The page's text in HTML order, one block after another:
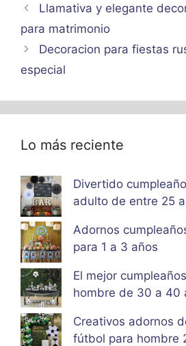
Llamativa y elegante
para matrimonio
Decoracion para fiestas
especial
Lo más reciente
Divertido
adulto de entre 25
Adornos
para 1 a 3 años
El mejor
hombre de 30 a 40
Creativos adornos
fútbol para hombre